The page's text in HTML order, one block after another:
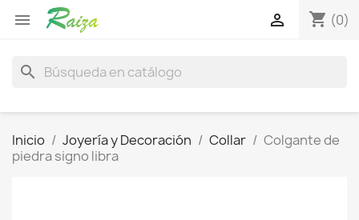
 shopping_cart (0)

search
Inicio Joyería y Decoración Collar
Colgante de
piedra signo libra